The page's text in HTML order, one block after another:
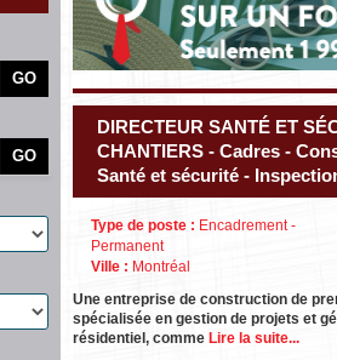
DIRECTEUR SANTÉ ET
CHANTIERS - Cadres -
Santé et sécurité -
Type de poste : Encadrement -
Permanent
Ville : Montréal
Une entreprise de construction de
spécialisée en gestion de projets et
résidentiel, comme Lire la suite...